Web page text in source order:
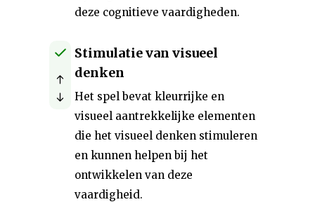
deze cognitieve vaardigheden.
Stimulatie van visueel
denken
Het spel bevat kleurrijke en
visueel aantrekkelijke elementen
die het visueel denken stimuleren
en kunnen helpen bij het
ontwikkelen van deze
vaardigheid.